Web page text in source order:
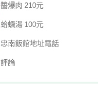
醬爆肉 210元
蛤蠣湯 100元
忠南飯館地址電話
評論